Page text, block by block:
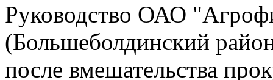
Руководство ОАО
(Большеболдинский
после вмешательства